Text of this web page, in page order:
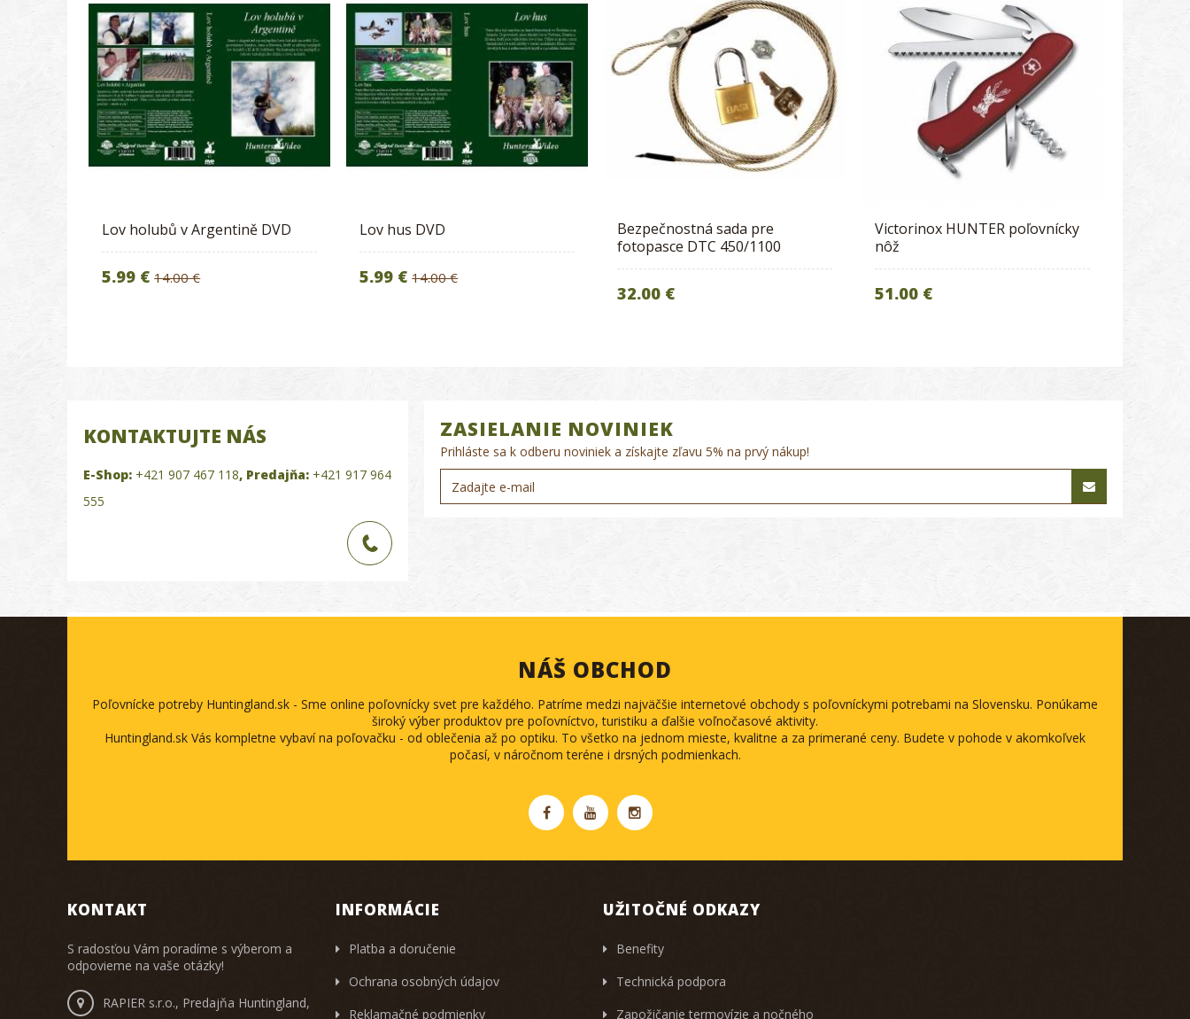
Lov holubů v Argentině DVD
5.99 €14.00 €
Lov hus DVD
5.99 €14.00 €
Bezpečnostná sada pre
fotopasce DTC 450/1100
32.00 €
Victorinox HUNTER poľovnícky
nôž
51.00 €
KONTAKTUJTE NÁS
E-Shop: +421 907 467 118, Predajňa: +421 917 964
555
ZASIELANIE NOVINIEK
Prihláste sa k odberu noviniek a získajte zľavu 5% na prvý nákup!
NÁŠ OBCHOD
Poľovnícke potreby Huntingland.sk - Sme online poľovnícky svet pre každého. Patríme medzi najväčšie internetové obchody s poľovníckymi potrebami na Slovensku. Ponúkame
široký výber produktov pre poľovníctvo, turistiku a ďalšie voľnočasové aktivity.
Huntingland.sk Vás kompletne vybaví na poľovačku - od oblečenia až po optiku. To všetko na jednom mieste, kvalitne a za primerané ceny. Budete v pohode v akomkoľvek
počasí, v náročnom teréne i drsných podmienkach.
KONTAKT
S radosťou Vám poradíme s výberom a
odpovieme na vaše otázky!
RAPIER s.r.o., Predajňa Huntingland,
INFORMÁCIE
Platba a doručenie
Ochrana osobných údajov
Reklamačné podmienky
UŽITOČNÉ ODKAZY
Benefity
Technická podpora
Zapožičanie termovízie a nočného